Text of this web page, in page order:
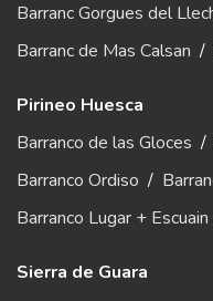
Barranc Gorgues del
Barranc de Mas Calsan /
Pirineo Huesca
Barranco de las Gloces /
Barranco Ordiso /
Barranco Lugar + Escuain
Sierra de Guara